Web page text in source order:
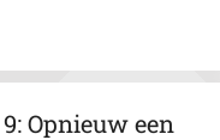
Opnieuw een